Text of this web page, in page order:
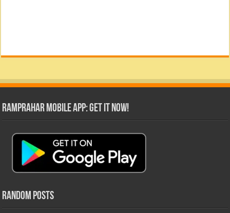
RamPrahar Mobile App: Get it Now!
Random Posts